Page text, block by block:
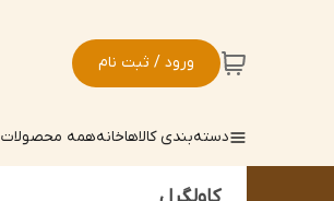
ورود / ثبت نام
دسته‌بندی کالاهاخانههمه محصولات